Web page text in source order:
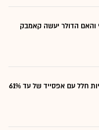
והאם הדולר יעשה קאמבק